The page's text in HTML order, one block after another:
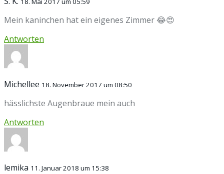
Mein kaninchen hat ein eigenes Zimmer 😂😍
Antworten
Michellee 18. November 2017 um 08:50
hässlichste Augenbraue mein auch
Antworten
lemika 11. Januar 2018 um 15:38